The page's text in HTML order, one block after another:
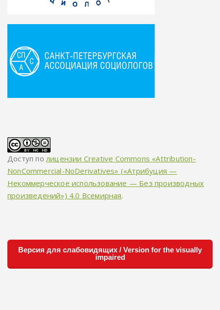
Доступ полицензии Creative Commons «Attribution-
NonCommercial-NoDerivatives» («Атрибуция —
Некоммерческое использование — Без производных
произведений») 4.0 Всемирная.
Версия для слабовидящих / Version for the visually
impaired